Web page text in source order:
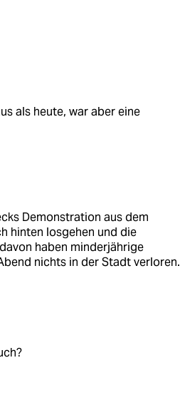
als heute, war aber eine
Demonstration aus dem
hinten losgehen und die
haben minderjährige
nichts in der Stadt verloren.